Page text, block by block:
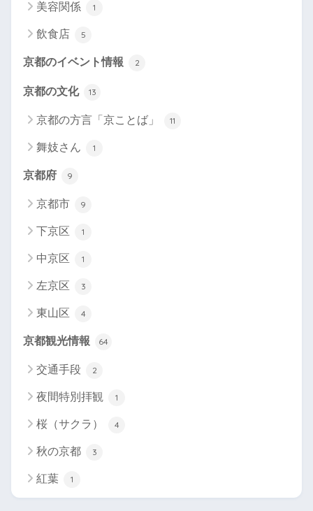
美容関係 1
飲食店 5
京都のイベント情報 2
京都の文化 13
京都の方言「京ことば」 11
舞妓さん 1
京都府 9
京都市 9
下京区 1
中京区 1
左京区 3
東山区 4
京都観光情報 64
交通手段 2
夜間特別拝観 1
桜（サクラ） 4
秋の京都 3
紅葉 1